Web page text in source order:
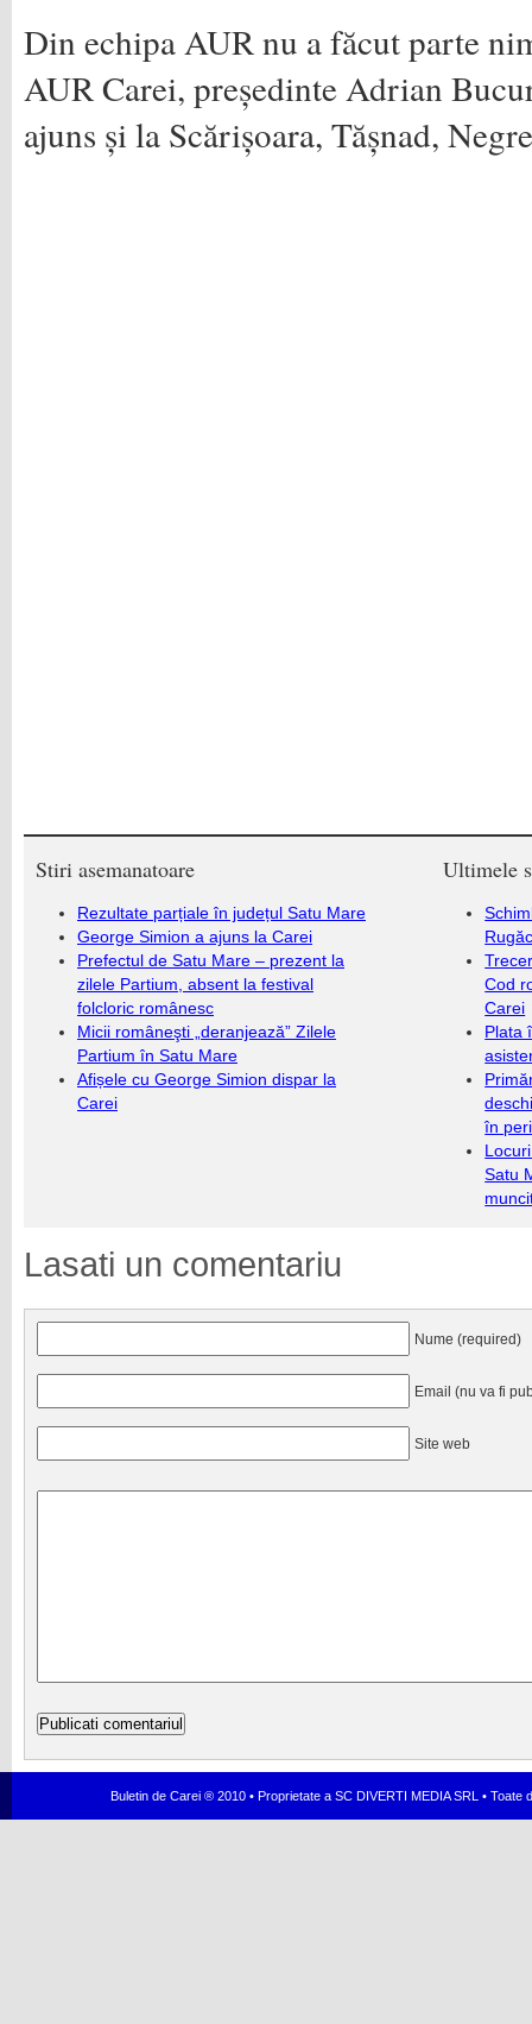
Din echipa AUR nu a făcut parte
AUR Carei, președinte Adrian
ajuns și la Scărișoara, Tășnad,
Stiri asemanatoare
Rezultate parțiale în județul Satu Mare
George Simion a ajuns la Carei
Prefectul de Satu Mare – prezent la
zilele Partium, absent la festival
folcloric românesc
Micii româneşti „deranjează” Zilele
Partium în Satu Mare
Afișele cu George Simion dispar la
Carei
Ultimele
Cod
Carei
Plata
în
Satu
Lasati un comentariu
Nume (required)
Email (nu va fi
Site web
Buletin de Carei ® 2010 • Proprietate a SC DIVERTI MEDIA SRL •